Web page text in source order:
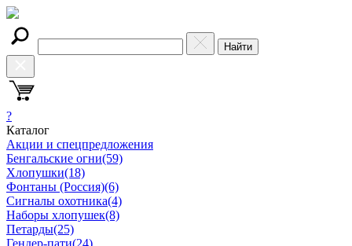
Найти
?
Каталог
Акции и спецпредложения
Бенгальские огни(59)
Хлопушки(18)
Фонтаны (Россия)(6)
Сигналы охотника(4)
Наборы хлопушек(8)
Петарды(25)
Гендер-пати(24)